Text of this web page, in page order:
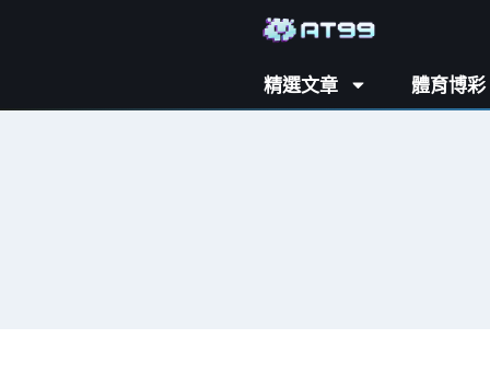
精選文章 體育博彩